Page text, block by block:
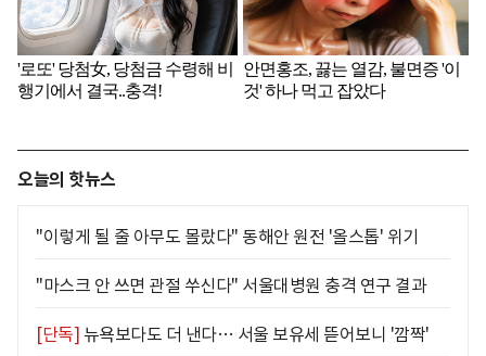
오늘의 핫뉴스
"이렇게 될 줄 아무도 몰랐다" 동해안 원전 '올스톱' 위기
"마스크 안 쓰면 관절 쑤신다" 서울대병원 충격 연구 결과
[단독] 뉴욕보다도 더 낸다… 서울 보유세 뜯어보니 '깜짝'